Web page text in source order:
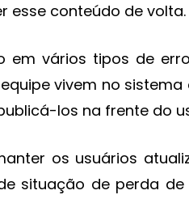
esse conteúdo de volta.
em vários tipos de
vivem no
los na frente do
os usuários
situação de perda